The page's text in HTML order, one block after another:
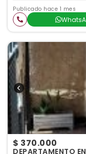
Publicado hace 1 mes
$ 370.000
DEPARTAMENTO